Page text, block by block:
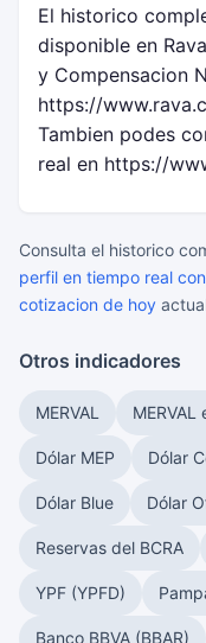
El historico
disponible en
y Compensacion
https://
Tambien podes
real en https://
Consulta el historico
perfil en tiempo real
cotizacion de hoy
Otros indicadores
MERVAL MERVAL
Dólar MEP Dólar
Dólar Blue Dólar
Reservas del BCRA
YPF (YPFD)
Banco BBVA (BBAR)